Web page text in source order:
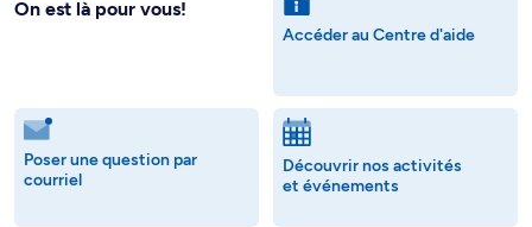
On est là pour vous!
Accéder au Centre d'aide
Poser une question par
courriel
Découvrir nos activités
et événements